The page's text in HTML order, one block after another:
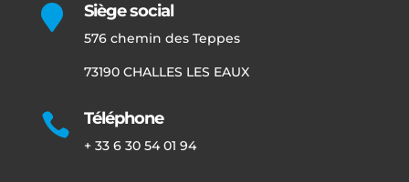
 Siège social
576 chemin des Teppes
73190 CHALLES LES EAUX
 Téléphone
+ 33 6 30 54 01 94